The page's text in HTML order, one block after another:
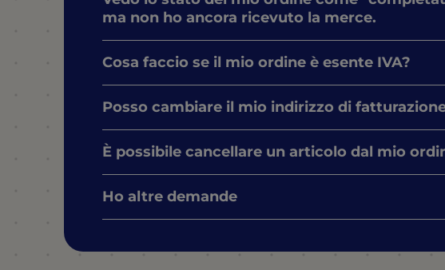
ma non ho ancora ricevuto la merce.
Cosa faccio se il mio ordine è esente IVA?
Posso cambiare il mio indirizzo di
È possibile cancellare un articolo dal mio
Ho altre demande